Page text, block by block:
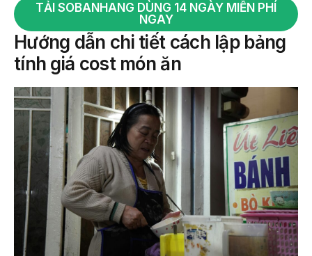
TẢI SOBANHANG DÙNG 14 NGÀY MIỄN PHÍ
NGAY
Hướng dẫn chi tiết cách lập bảng
tính giá cost món ăn